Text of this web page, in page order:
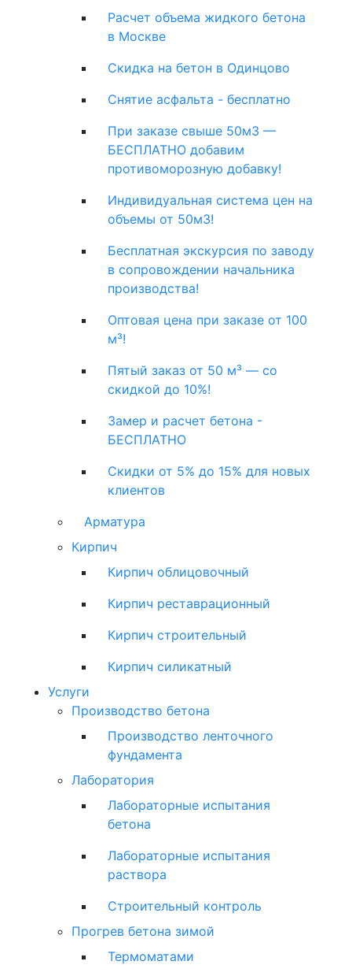
Расчет объема жидкого бетона
в Москве
Скидка на бетон в Одинцово
Снятие асфальта - бесплатно
При заказе свыше 50м3 —
БЕСПЛАТНО добавим
противоморозную добавку!
Индивидуальная система цен на
объемы от 50м3!
Бесплатная экскурсия по заводу
в сопровождении начальника
производства!
Оптовая цена при заказе от 100
м³!
Пятый заказ от 50 м³ — со
скидкой до 10%!
Замер и расчет бетона -
БЕСПЛАТНО
Скидки от 5% до 15% для новых
клиентов
Арматура
Кирпич
Кирпич облицовочный
Кирпич реставрационный
Кирпич строительный
Кирпич силикатный
Услуги
Производство бетона
Производство ленточного
фундамента
Лаборатория
Лабораторные испытания
бетона
Лабораторные испытания
раствора
Строительный контроль
Прогрев бетона зимой
Термоматами